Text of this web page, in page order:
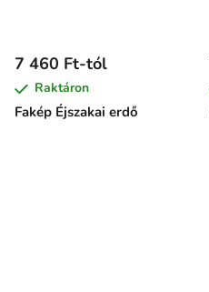
Fakép Éjszakai erdő
7 460 Ft-tól
Raktáron